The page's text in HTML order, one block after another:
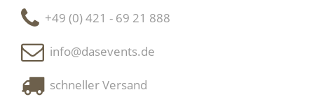
+49 (0) 421 - 69 21 888
info@dasevents.de
schneller Versand